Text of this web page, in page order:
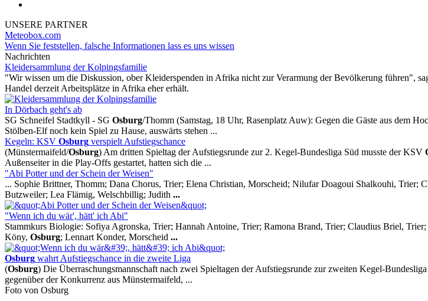
UNSERE PARTNER
Meteobox.com
Wenn Sie feststellen, falsche Informationen lass es uns wissen
Nachrichten
Kleidersammlung der Kolpingsfamilie
"Wir wissen um die Diskussion, ober Kleiderspenden in Afrika nicht zur Verarmung der Bevölkerung führen",
Handel derzeit Arbeitsplätze in Afrika eher erhält.
In Dörbach geht's ab
SG Schneifel Stadtkyll - SG Osburg/Thomm (Samstag, 18 Uhr, Rasenplatz Auw): Gegen die Gäste aus dem
Stölben-Elf noch kein Spiel zu Hause, auswärts stehen ...
Kegeln: KSV Osburg verspielt Aufstiegschance
(Münstermaifeld/Osburg) Am dritten Spieltag der Aufstiegsrunde zur 2. Kegel-Bundesliga Süd musste der KSV
Außenseiter in die Play-Offs gestartet, hatten sich die ...
"Abi Potter und der Schein der Weisen"
... Sophie Brittner, Thomm; Dana Chorus, Trier; Elena Christian, Morscheid; Nilufar Doagoui Shalkouhi, Trier;
Butzweiler; Lea Flämig, Welschbillig; Judith ...
"Wenn ich du wär', hätt' ich Abi"
Stammkurs Biologie: Sofiya Agronska, Trier; Hannah Antoine, Trier; Ramona Brand, Trier; Claudius Briel,
Köny, Osburg; Lennart Konder, Morscheid ...
Osburg wahrt Aufstiegschance in die zweite Liga
(Osburg) Die Überraschungsmannschaft nach zwei Spieltagen der Aufstiegsrunde zur zweiten Kegel-
gegenüber der Konkurrenz aus Münstermaifeld, ...
Foto von Osburg